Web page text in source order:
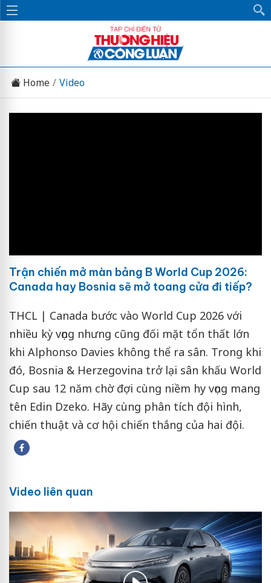
Home Video
Trận chiến mở màn bảng B World Cup 2026:
Canada hay Bosnia sẽ mở toang cửa đi tiếp?
THCL | Canada bước vào World Cup 2026 với
nhiều kỳ vọng nhưng cũng đối mặt tổn thất lớn
khi Alphonso Davies không thể ra sân. Trong khi
đó, Bosnia & Herzegovina trở lại sân khấu World
Cup sau 12 năm chờ đợi cùng niềm hy vọng mang
tên Edin Dzeko. Hãy cùng phân tích đội hình,
chiến thuật và cơ hội chiến thắng của hai đội.
Video liên quan